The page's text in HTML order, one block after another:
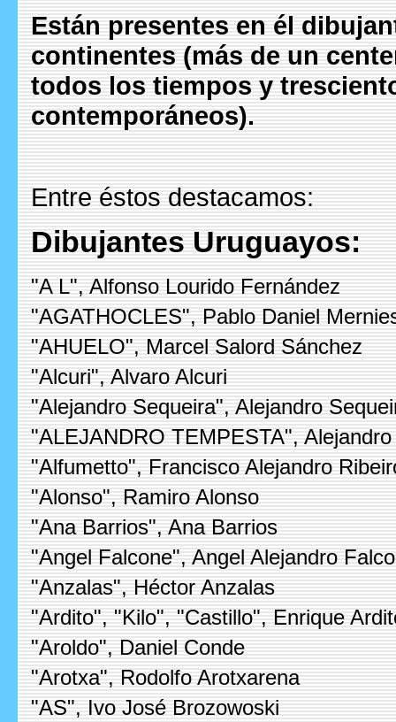
Están presentes en él
continentes (más de un
todos los tiempos y
contemporáneos).
Entre éstos destacamos:
Dibujantes Uruguayos:
"A L", Alfonso Lourido Fernández
"AGATHOCLES", Pablo Daniel
"AHUELO", Marcel Salord Sánchez
"Alcuri", Alvaro Alcuri
"Alejandro Sequeira", Alejandro
"ALEJANDRO TEMPESTA",
"Alfumetto", Francisco Alejandro
"Alonso", Ramiro Alonso
"Ana Barrios", Ana Barrios
"Angel Falcone", Angel Alejandro
"Anzalas", Héctor Anzalas
"Ardito", "Kilo", "Castillo", Enrique
"Aroldo", Daniel Conde
"Arotxa", Rodolfo Arotxarena
"AS", Ivo José Brozowoski